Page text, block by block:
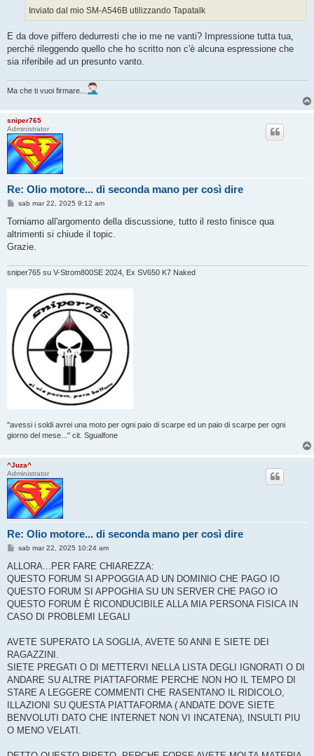
Inviato dal mio SM-A546B utilizzando Tapatalk
E da dove piffero dedurresti che io me ne vanti? Impressione tutta tua,
perché rileggendo quello che ho scritto non c'è alcuna espressione che
sia riferibile ad un presunto vanto.
Ma che ti vuoi firmare...
sniper765
Administrator
Re: Olio motore... di seconda mano per così dire
M
s
a
g
o
sab mar 22, 2025 9:12 am
Torniamo all'argomento della discussione, tutto il resto finisce qua
altrimenti si chiude il topic.
Grazie.
sniper765 su V-Strom800SE 2024, Ex SV650 K7 Naked
"avessi i soldi avrei una moto per ogni paio di scarpe ed un paio di scarpe per ogni
giorno del mese..." cit. Sgualfone
^Juza^
Administrator
Re: Olio motore... di seconda mano per così dire
M
s
a
g
i
o
sab mar 22, 2025 10:24 am
ALLORA...PER FARE CHIAREZZA:
QUESTO FORUM SI APPOGGIA AD UN DOMINIO CHE PAGO IO
QUESTO FORUM SI APPOGHIA SU UN SERVER CHE PAGO IO
QUESTO FORUM È RICONDUCIBILE ALLA MIA PERSONA FISICA IN
CASO DI PROBLEMI LEGALI
AVETE SUPERATO LA SOGLIA, AVETE 50 ANNI E SIETE DEI
RAGAZZINI.
SIETE PREGATI O DI METTERVI NELLA LISTA DEGLI IGNORATI O DI
ANDARE SU ALTRE PIATTAFORME PERCHE NON HO IL TEMPO DI
STARE A LEGGERE COMMENTI CHE RASENTANO IL RIDICOLO,
ILLAZIONI SU QUESTA PIATTAFORMA ( ANDATE DOVE SIETE
BENVOLUTI DATO CHE INTERNET NON VI INCATENA), INSULTI PIU
O MENO VELATI.